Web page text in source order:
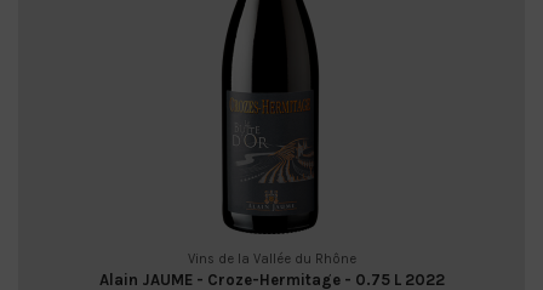
Vins de la Vallée du Rhône
Alain JAUME - Croze-Hermitage - 0.75 L 2022